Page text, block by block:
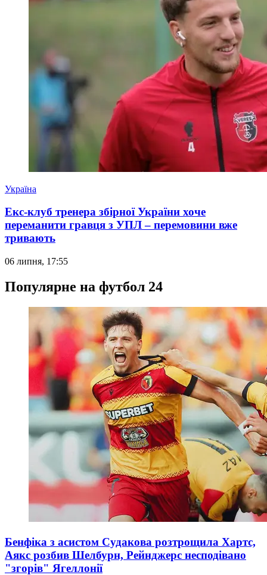
Україна
Екс-клуб тренера збірної України хоче
переманити гравця з УПЛ – перемовини вже
тривають
06 липня, 17:55
Популярне на футбол 24
Бенфіка з асистом Судакова розтрощила Хартс,
Аякс розбив Шелбурн, Рейнджерс несподівано
"згорів" Ягеллонії